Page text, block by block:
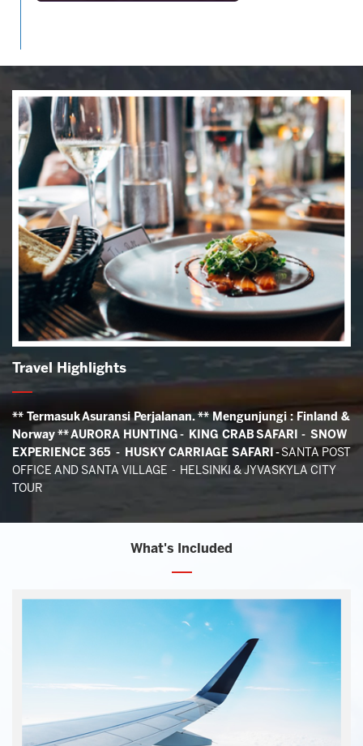
Travel Highlights
** Termasuk Asuransi Perjalanan. ** Mengunjungi : Finland &
Norway **AURORA HUNTING - KING CRAB SAFARI - SNOW
EXPERIENCE 365 - HUSKY CARRIAGE SAFARI - SANTA POST
OFFICE AND SANTA VILLAGE - HELSINKI & JYVASKYLA CITY
TOUR
What's Included